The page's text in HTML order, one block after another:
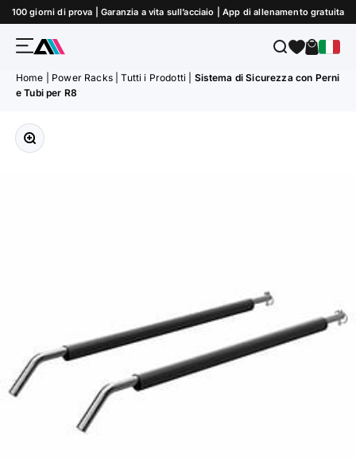
Vai al contenuto
100 giorni di prova | Garanzia a vita sull’acciaio | App di allenamento gratuita
MenùATLETICA CercaCarrello
Home Power Racks Tutti i Prodotti
Sistema di Sicurezza con Perni
e Tubi per R8
Ingrandisci immagine